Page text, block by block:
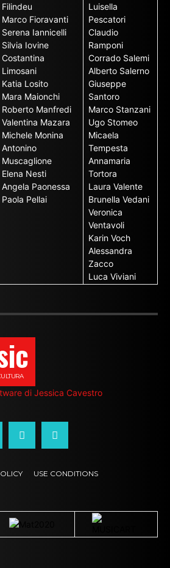
Filindeu
Marco Fioravanti
Serena Iannicelli
Silvia Iovine
Costantina
Limosani
Katia Losito
Mara Maionchi
Roberto Manfredi
Valentina Mazara
Michele Monina
Antonino
Muscaglione
Elena Nesti
Angela Paonessa
Paola Pellai
Luisella
Pescatori
Claudio
Ramponi
Corrado Salemi
Alberto Salerno
Giuseppe
Santoro
Marco Stanzani
Ugo Stomeo
Micaela
Tempesta
Annamaria
Tortora
Laura Valente
Brunella Vedani
Veronica
Ventavoli
Karin Voch
Alessandra
Zacco
Luca Viviani
di Jessica Cavestro
USE CONDITIONS